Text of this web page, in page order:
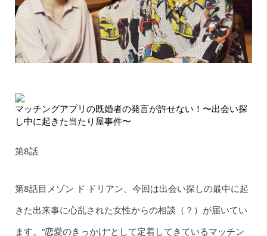
マッチングアプリの既婚者の発言が許せない！〜出会い探
し中に起きた当たり屋事件〜
第8話
第8話目メゾン ド ドリアン、今回は出会い探しの最中に起
きた出来事に心乱された女性からの相談（？）が届いてい
ます。“恋愛のきっかけ”として定着してきているマッチン